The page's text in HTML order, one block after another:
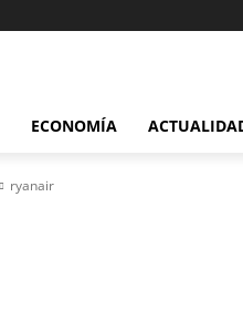
ECONOMÍA
ryanair